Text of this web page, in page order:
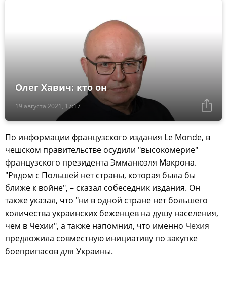
19 августа 2021, 17:17
Олег Хавич: кто он
По информации французского издания Le Monde, в
чешском правительстве осудили "высокомерие"
французского президента Эмманюэля Макрона.
"Рядом с Польшей нет страны, которая была бы
ближе к войне", – сказал собеседник издания. Он
также указал, что "ни в одной стране нет большего
количества украинских беженцев на душу населения,
чем в Чехии", а также напомнил, что именно Чехия
предложила совместную инициативу по закупке
боеприпасов для Украины.